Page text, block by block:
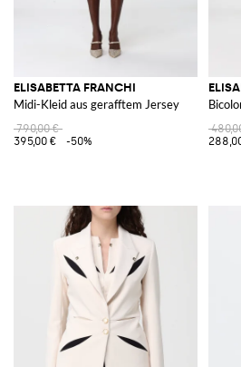
ELISABETTA FRANCHI
Midi-Kleid aus gerafftem Jersey
790,00 €
395,00 €
-50%